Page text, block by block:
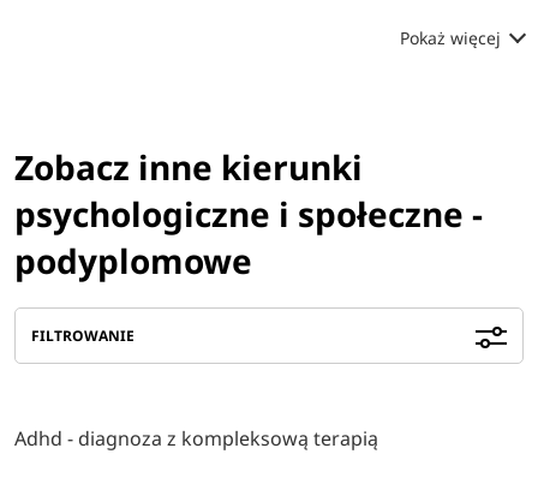
Pokaż więcej
Zobacz inne kierunki
psychologiczne i społeczne -
podyplomowe
FILTROWANIE
Adhd - diagnoza z kompleksową terapią